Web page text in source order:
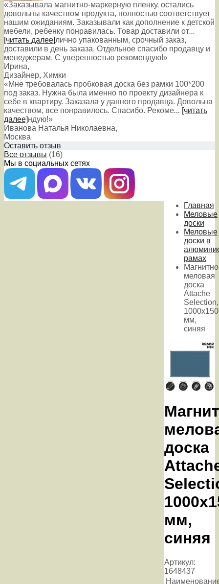
«Заказывала магнитно-маркерную пленку, остались
довольны качеством продукта, полностью соответствует
нашим ожиданиям. Заказывали как дополнение к детской
мебели, ребенку понравилась. Товар доставили от...
[читать далее]лично упакованным, срочный заказ,
доставили в день заказа. Отдельное спасибо продавцу и
менеджерам. С уверенностью рекомендую!»
Ирина,
Дизайнер, Химки
«Мне требовалась пробковая доска без рамки 100*200
под заказ. Нужна была именно по проекту дизайнера к
себе в квартиру. Заказала у данного продавца. Довольна
качеством, все понравилось. Спасибо. Рекоме... [читать
далее]ндую!»
Иванова Наталья Николаевна,
Москва
Оставить отзыв
Все отзывы (16)
Мы в социальных сетях
Главная
Меловые
доски
Меловые
доски в
рамах
меловая
доска
Attache
Selection,
мм,
синяя
доска
мм,
синяя
Артикул:
1648437